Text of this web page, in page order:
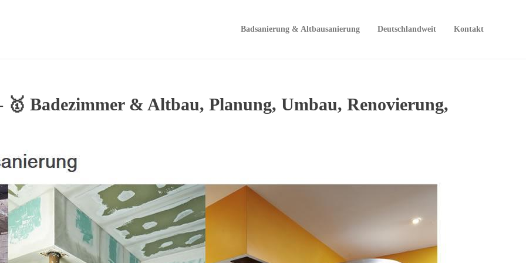
Badsanierung & Altbausanierung Deutschlandweit Kontakt
Badezimmer & Altbau, Planung, Umbau, Renovierung,